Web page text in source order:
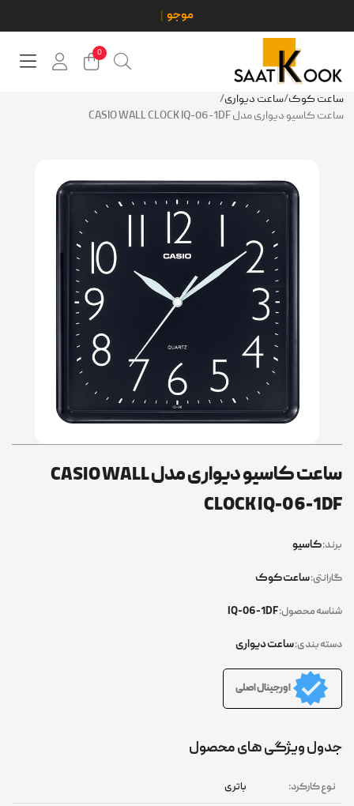
0
ساعت کوک/ساعت دیواری/
ساعت کاسیو دیواری مدل CASIO WALL CLOCK IQ-06-1DF
ساعت کاسیو دیواری مدل CASIO WALL
CLOCK IQ-06-1DF
برند:کاسیو
گارانتی:ساعت کوک
شناسه محصول:
دسته بندی:ساعت دیواری
اورجینال اصلی
جدول ویژگی های محصول
نوع کارکرد: باتری